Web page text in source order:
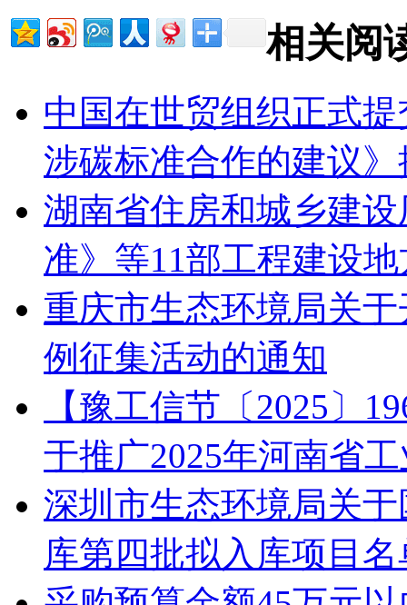
相关阅
中国在世贸组织正式
涉碳标准合作的建议》
湖南省住房和城乡建
准》等11部工程建设
重庆市生态环境局关
例征集活动的通知
【豫工信节〔2025〕
于推广2025年河南省
深圳市生态环境局关
库第四批拟入库项目